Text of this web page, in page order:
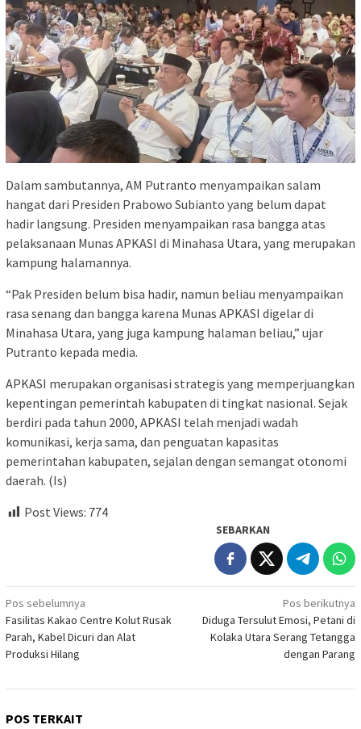
Dalam sambutannya, AM Putranto menyampaikan salam
hangat dari Presiden Prabowo Subianto yang belum dapat
hadir langsung. Presiden menyampaikan rasa bangga atas
pelaksanaan Munas APKASI di Minahasa Utara, yang merupakan
kampung halamannya.
“Pak Presiden belum bisa hadir, namun beliau menyampaikan
rasa senang dan bangga karena Munas APKASI digelar di
Minahasa Utara, yang juga kampung halaman beliau,” ujar
Putranto kepada media.
APKASI merupakan organisasi strategis yang memperjuangkan
kepentingan pemerintah kabupaten di tingkat nasional. Sejak
berdiri pada tahun 2000, APKASI telah menjadi wadah
komunikasi, kerja sama, dan penguatan kapasitas
pemerintahan kabupaten, sejalan dengan semangat otonomi
daerah. (Is)
Post Views: 774
SEBARKAN
Navigasi
pos
Pos sebelumnya
Fasilitas Kakao Centre Kolut Rusak
Parah, Kabel Dicuri dan Alat
Produksi Hilang
Pos berikutnya
Diduga Tersulut Emosi, Petani di
Kolaka Utara Serang Tetangga
dengan Parang
POS TERKAIT